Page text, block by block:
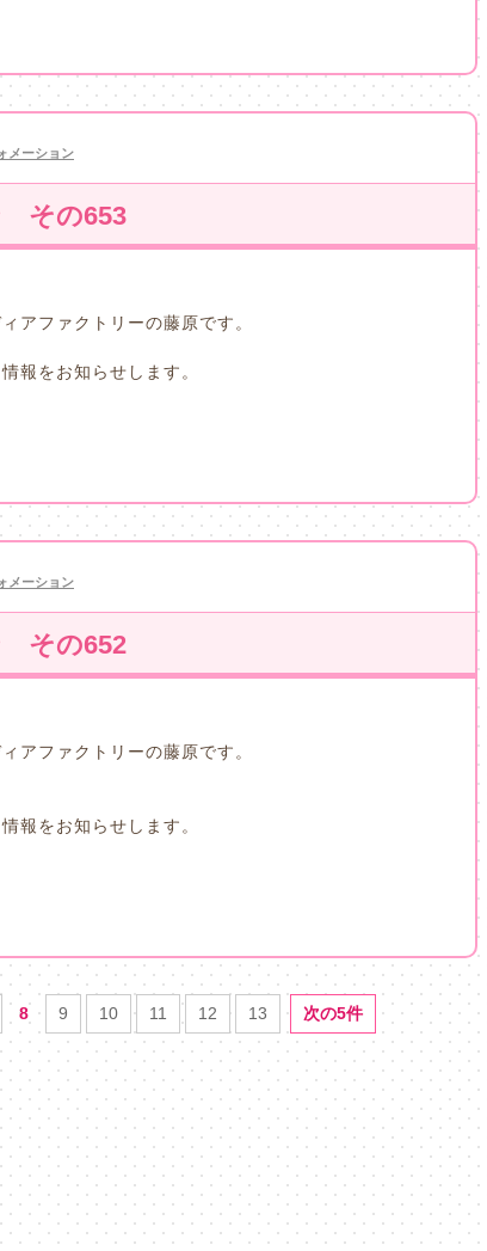
メーション
その653
アファクトリーの藤原です。
報をお知らせします。
メーション
その652
アファクトリーの藤原です。
報をお知らせします。
8 9 10 11 12 13 次の5件